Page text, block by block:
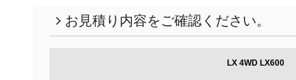
お見積り内容をご確認ください。
LX 4WD LX600